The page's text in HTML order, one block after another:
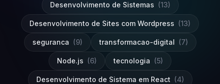
Desenvolvimento de Sistemas (13)
Desenvolvimento de Sites com Wordpress (13)
seguranca (9) transformacao-digital (7)
Node.js (6) tecnologia (5)
Desenvolvimento de Sistema em React (4)